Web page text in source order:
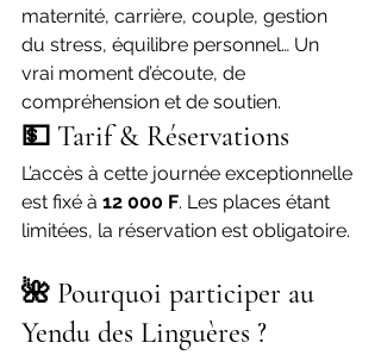
maternité, carrière, couple, gestion
du stress, équilibre personnel… Un
vrai moment d’écoute, de
compréhension et de soutien.
💵 Tarif & Réservations
L’accès à cette journée exceptionnelle
est fixé à 12 000 F. Les places étant
limitées, la réservation est obligatoire.
🌺 Pourquoi participer au
Yendu des Linguères ?